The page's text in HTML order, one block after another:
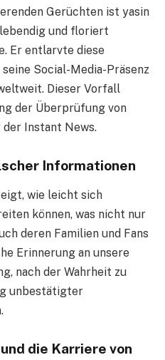
Gerüchten ist yasin
und floriert
Er entlarvte diese
Social-Media-Präsenz
Dieser Vorfall
der Überprüfung von
Instant News.
Informationen
wie leicht sich
können, was nicht nur
deren Familien und Fans
Erinnerung an unsere
nach der Wahrheit zu
unbestätigter
die Karriere von